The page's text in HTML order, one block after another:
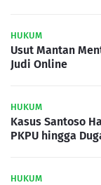
HUKUM
Usut Mantan
Judi Online
HUKUM
Kasus Santoso
PKPU hingga
HUKUM